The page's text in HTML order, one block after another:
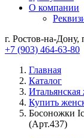
О компании
г. Ростов-на-
+7 (903) 464-63-80
Главная
Каталог
Итальянская
Купить
Босоножки
(Арт.437)